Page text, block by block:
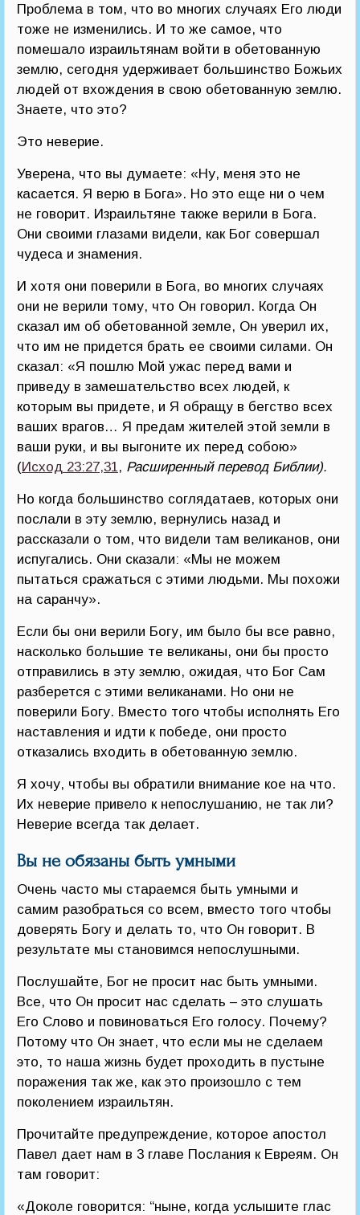
Проблема в том, что во многих случаях Его люди
тоже не изменились. И то же самое, что
помешало израильтянам войти в обетованную
землю, сегодня удерживает большинство Божьих
людей от вхождения в свою обетованную землю.
Знаете, что это?
Это неверие.
Уверена, что вы думаете: «Ну, меня это не
касается. Я верю в Бога». Но это еще ни о чем
не говорит. Израильтяне также верили в Бога.
Они своими глазами видели, как Бог совершал
чудеса и знамения.
И хотя они поверили в Бога, во многих случаях
они не верили тому, что Он говорил. Когда Он
сказал им об обетованной земле, Он уверил их,
что им не придется брать ее своими силами. Он
сказал: «Я пошлю Мой ужас перед вами и
приведу в замешательство всех людей, к
которым вы придете, и Я обращу в бегство всех
ваших врагов… Я предам жителей этой земли в
ваши руки, и вы выгоните их перед собою»
(Исход 23:27,31, Расширенный перевод Библии).
Но когда большинство соглядатаев, которых они
послали в эту землю, вернулись назад и
рассказали о том, что видели там великанов, они
испугались. Они сказали: «Мы не можем
пытаться сражаться с этими людьми. Мы похожи
на саранчу».
Если бы они верили Богу, им было бы все равно,
насколько большие те великаны, они бы просто
отправились в эту землю, ожидая, что Бог Сам
разберется с этими великанами. Но они не
поверили Богу. Вместо того чтобы исполнять Его
наставления и идти к победе, они просто
отказались входить в обетованную землю.
Я хочу, чтобы вы обратили внимание кое на что.
Их неверие привело к непослушанию, не так ли?
Неверие всегда так делает.
Вы не обязаны быть умными
Очень часто мы стараемся быть умными и
самим разобраться со всем, вместо того чтобы
доверять Богу и делать то, что Он говорит. В
результате мы становимся непослушными.
Послушайте, Бог не просит нас быть умными.
Все, что Он просит нас сделать – это слушать
Его Слово и повиноваться Его голосу. Почему?
Потому что Он знает, что если мы не сделаем
это, то наша жизнь будет проходить в пустыне
поражения так же, как это произошло с тем
поколением израильтян.
Прочитайте предупреждение, которое апостол
Павел дает нам в 3 главе Послания к Евреям. Он
там говорит:
«Доколе говорится: “ныне, когда услышите глас